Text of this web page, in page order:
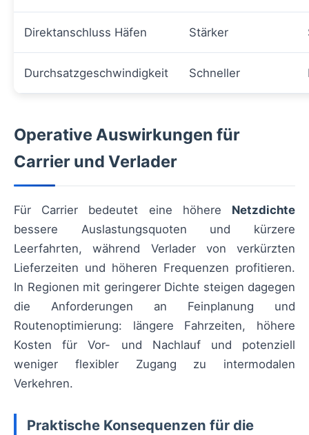
Direktanschluss Häfen Stärker
Durchsatzgeschwindigkeit Schneller
Operative Auswirkungen für
Carrier und Verlader
Für Carrier bedeutet eine höhere Netzdichte
bessere Auslastungsquoten und kürzere
Leerfahrten, während Verlader von verkürzten
Lieferzeiten und höheren Frequenzen profitieren.
In Regionen mit geringerer Dichte steigen dagegen
die Anforderungen an Feinplanung und
Routenoptimierung: längere Fahrzeiten, höhere
Kosten für Vor- und Nachlauf und potenziell
weniger flexibler Zugang zu intermodalen
Verkehren.
Praktische Konsequenzen für die